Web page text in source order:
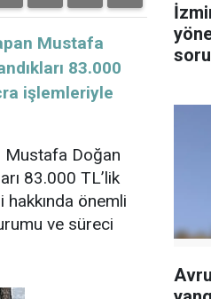
Mustafa
83.000
işlemleriyle
Mustafa Doğan
83.000 TL’lik
önemli
ve süreci